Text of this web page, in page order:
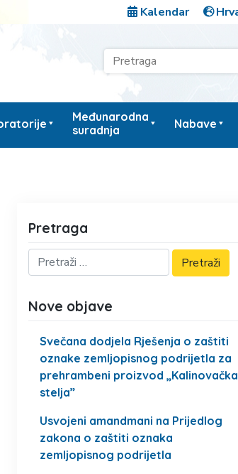
Kalendar
Međunarodna
suradnja
Nabave
Pretraga
Nove objave
Svečana dodjela Rješenja o zaštiti
oznake zemljopisnog podrijetla za
prehrambeni proizvod „Kalinovačka
stelja”
Usvojeni amandmani na Prijedlog
zakona o zaštiti oznaka
zemljopisnog podrijetla